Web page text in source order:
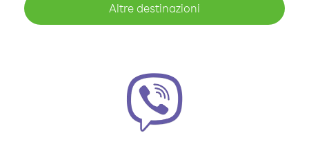
Altre destinazioni